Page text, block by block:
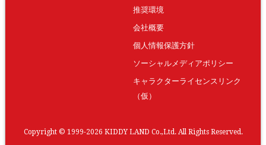
推奨環境
会社概要
個人情報保護方針
ソーシャルメディアポリシー
キャラクターライセンスリンク
（仮）
Copyright © 1999-2026 KIDDY LAND Co.,Ltd. All Rights Reserved.